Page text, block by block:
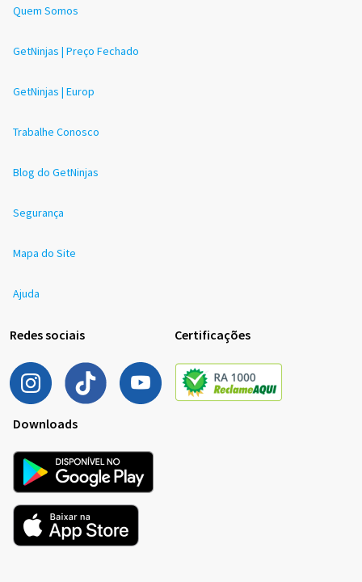
Quem Somos
GetNinjas | Preço Fechado
GetNinjas | Europ
Trabalhe Conosco
Blog do GetNinjas
Segurança
Mapa do Site
Ajuda
Redes sociais Certificações
Downloads